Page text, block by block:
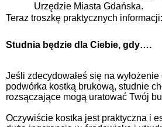
Urzędzie Miasta Gdańska.
Teraz troszkę praktycznych informacji:
Studnia będzie dla Ciebie, gdy….
Jeśli zdecydowałeś się na
podwórka kostką brukową, studnie
rozsączające mogą uratować Twój
Oczywiście kostka jest praktyczna i